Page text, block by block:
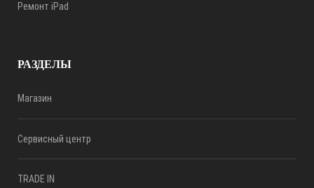
Ремонт iPad
РАЗДЕЛЫ
Магазин
Сервисный центр
TRADE IN